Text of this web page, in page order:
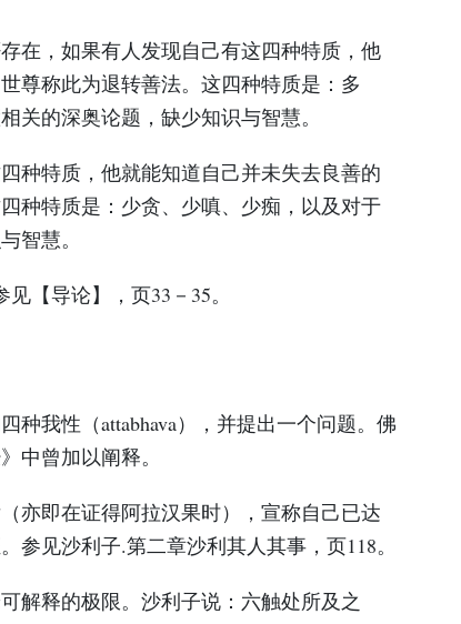
在，如果有人发现自己有这四种特质，他
尊称此为退转善法。这四种特质是：多
关的深奥论题，缺少知识与智慧。
种特质，他就能知道自己并未失去良善的
种特质是：少贪、少嗔、少痴，以及对于
智慧。
【导论】，页33－35。
种我性（attabhava），并提出一个问题。佛
中曾加以阐释。
亦即在证得阿拉汉果时），宣称自己已达
参见沙利子.第二章沙利其人其事，页118。
解释的极限。沙利子说：六触处所及之